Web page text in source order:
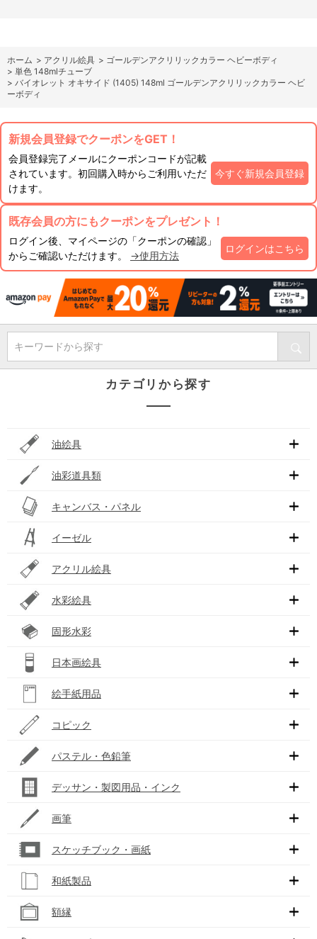
ホーム > アクリル絵具 > ゴールデンアクリリックカラー ヘビーボディ
> 単色 148mlチューブ
> バイオレット オキサイド (1405) 148ml ゴールデンアクリリックカラー ヘビ
ーボディ
新規会員登録でクーポンをGET！
会員登録完了メールにクーポンコードが記載
されています。初回購入時からご利用いただ
けます。
今すぐ新規会員登録
既存会員の方にもクーポンをプレゼント！
ログイン後、マイページの「クーポンの確認」
からご確認いただけます。 →使用方法
ログインはこちら
キーワードから探す
カテゴリから探す
油絵具
油彩道具類
キャンバス・パネル
イーゼル
アクリル絵具
水彩絵具
固形水彩
日本画絵具
絵手紙用品
コピック
パステル・色鉛筆
デッサン・製図用品・インク
画筆
スケッチブック・画紙
和紙製品
額縁